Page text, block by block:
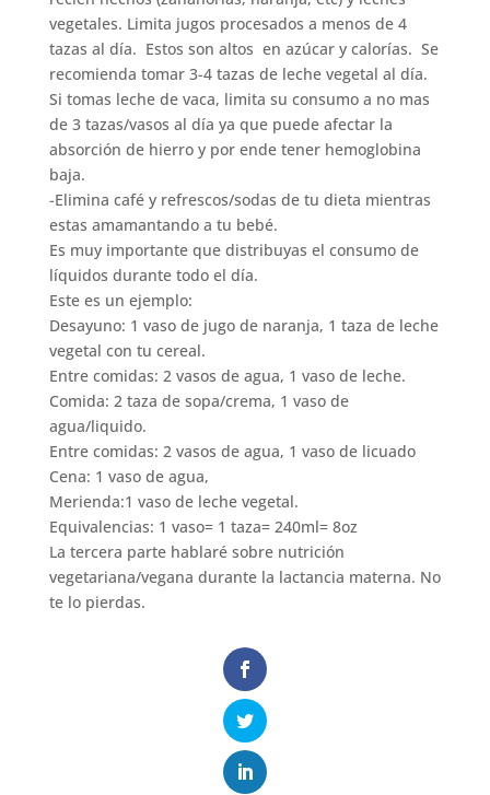
vegetales. Limita jugos procesados a menos de 4
tazas al día. Estos son altos en azúcar y calorías. Se
recomienda tomar 3-4 tazas de leche vegetal al día.
Si tomas leche de vaca, limita su consumo a no mas
de 3 tazas/vasos al día ya que puede afectar la
absorción de hierro y por ende tener hemoglobina
baja.
-Elimina café y refrescos/sodas de tu dieta mientras
estas amamantando a tu bebé.
Es muy importante que distribuyas el consumo de
líquidos durante todo el día.
Este es un ejemplo:
Desayuno: 1 vaso de jugo de naranja, 1 taza de leche
vegetal con tu cereal.
Entre comidas: 2 vasos de agua, 1 vaso de leche.
Comida: 2 taza de sopa/crema, 1 vaso de
agua/liquido.
Entre comidas: 2 vasos de agua, 1 vaso de licuado
Cena: 1 vaso de agua,
Merienda:1 vaso de leche vegetal.
Equivalencias: 1 vaso= 1 taza= 240ml= 8oz
La tercera parte hablaré sobre nutrición
vegetariana/vegana durante la lactancia materna. No
te lo pierdas.